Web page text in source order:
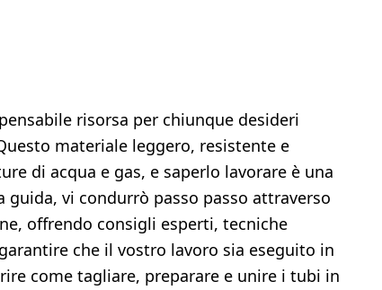
risorsa per chiunque desideri
materiale leggero, resistente e
di acqua e gas, e saperlo lavorare è una
vi condurrò passo passo attraverso
offrendo consigli esperti, tecniche
che il vostro lavoro sia eseguito in
come tagliare, preparare e unire i tubi in